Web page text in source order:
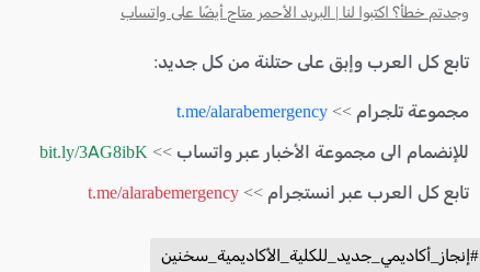
وجدتم خطأ؟ اكتبوا لنا | البريد الأحمر متاح أيضًا على واتساب
تابع كل العرب وإبق على حتلنة من كل جديد:
مجموعة تلجرام >> t.me/alarabemergency
للإنضمام الى مجموعة الأخبار عبر واتساب >> bit.ly/3AG8ibK
تابع كل العرب عبر انستجرام >> t.me/alarabemergency
#إنجاز_أكاديمي_جديد_للكلية_الأكاديمية_سخنين